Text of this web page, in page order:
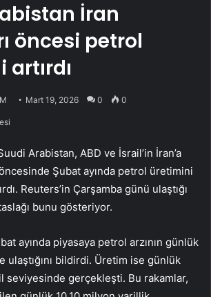
İran
öncesi petrol
Mart 19, 2026 0 0
Arabistan, ABD ve İsrail’in İran’a
Şubat ayında petrol üretimini
Reuters’in Çarşamba günü ulaştığı
bunu gösteriyor.
ayında piyasaya petrol arzının günlük
ulaştığını bildirdi. Üretim ise günlük
seviyesinde gerçekleşti. Bu rakamlar,